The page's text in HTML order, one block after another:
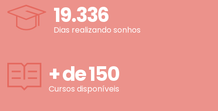
19.336
Dias realizando sonhos
+ de150
Cursos disponíveis